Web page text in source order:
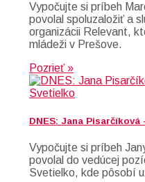
Vypočujte si príbeh
povolal spoluzaložiť a
organizácii Relevant,
mládeži v Prešove.
Pozrieť »
DNES: Jana
Vypočujte si príbeh
povolal do vedúcej
Svetielko, kde pôsobí